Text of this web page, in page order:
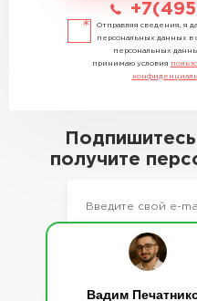
Вадим
Отправляя сведения, я
персональных данных в
персональных
принимаю условия
получите
Отправляя сведения, я
персональных данных в